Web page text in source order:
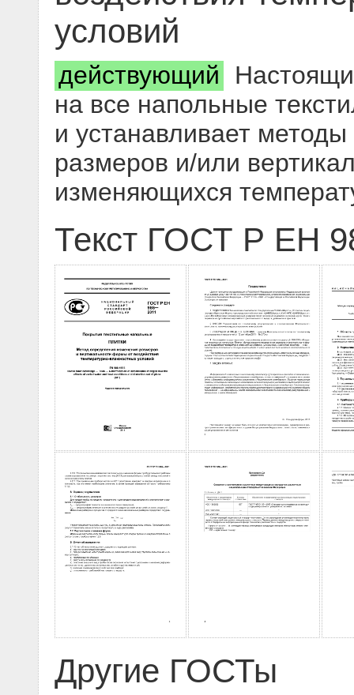
условий
действующий
на все напольные
и устанавливает
размеров и/или
изменяющихся
Текст ГОСТ Р ЕН
Другие ГОСТы